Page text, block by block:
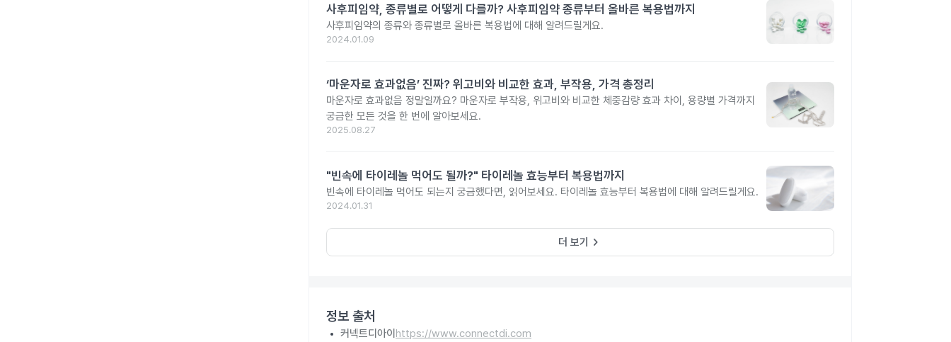
사후피임약, 종류별로 어떻게 다를까? 사후피임약 종류부터 올바른 복용법까지
사후피임약의 종류와 종류별로 올바른 복용법에 대해 알려드릴게요.
2024.01.09
‘마운자로 효과없음’ 진짜? 위고비와 비교한 효과, 부작용, 가격 총정리
마운자로 효과없음 정말일까요? 마운자로 부작용, 위고비와 비교한 체중감량 효과 차이, 용량별 가격까지
궁금한 모든 것을 한 번에 알아보세요.
2025.08.27
"빈속에 타이레놀 먹어도 될까?" 타이레놀 효능부터 복용법까지
빈속에 타이레놀 먹어도 되는지 궁금했다면, 읽어보세요. 타이레놀 효능부터 복용법에 대해 알려드릴게요.
2024.01.31
더 보기 keyboard_arrow_right
정보 출처
커넥트디아이 https://www.connectdi.com